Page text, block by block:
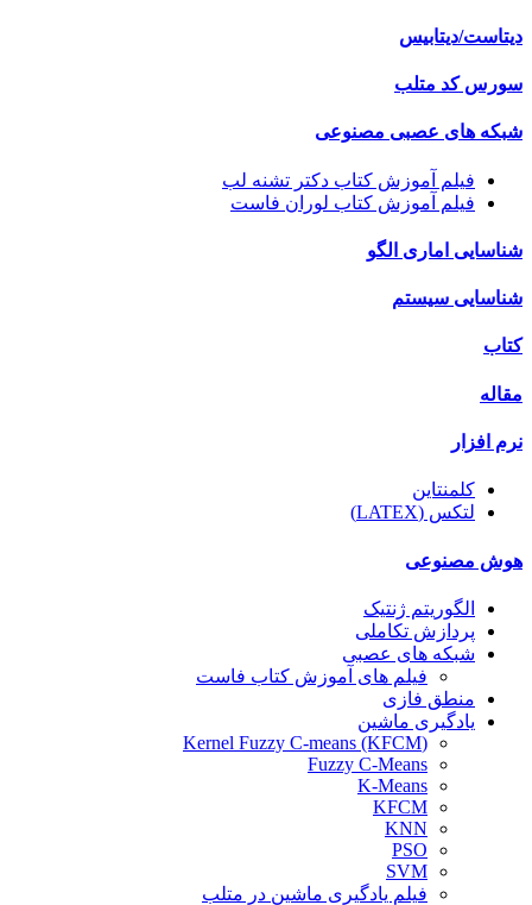
دیتاست/دیتابیس
سورس کد متلب
شبکه های عصبی مصنوعی
فیلم آموزش کتاب دکتر تشنه لب
فیلم آموزش کتاب لوران فاست
شناسایی اماری الگو
شناسایی سیستم
کتاب
مقاله
نرم افزار
کلمنتاین
لتکس (LATEX)
هوش مصنوعی
الگوریتم ژنتیک
پردازش تکاملی
شبکه های عصبی
فیلم های آموزش کتاب فاست
منطق فازی
یادگیری ماشین
(Kernel Fuzzy C-means (KFCM
Fuzzy C-Means
K-Means
KFCM
KNN
PSO
SVM
فیلم یادگیری ماشین در متلب